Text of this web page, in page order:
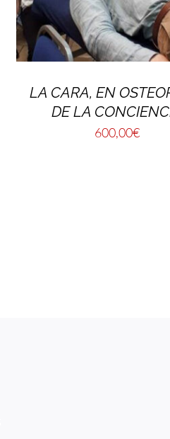
LA CARA, EN
DE LA
600,00€